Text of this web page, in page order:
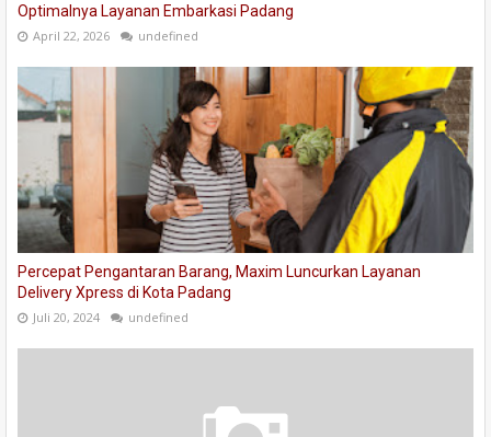
Optimalnya Layanan Embarkasi Padang
April 22, 2026 undefined
Percepat Pengantaran Barang, Maxim Luncurkan Layanan
Delivery Xpress di Kota Padang
Juli 20, 2024 undefined